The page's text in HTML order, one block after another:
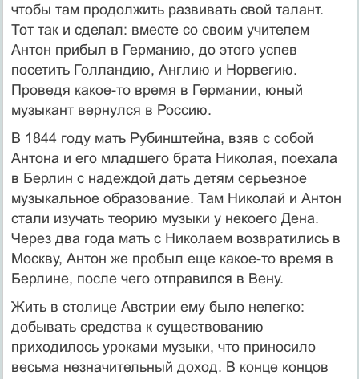
чтобы там продолжить развивать свой талант.
Тот так и сделал: вместе со своим учителем
Антон прибыл в Германию, до этого успев
посетить Голландию, Англию и Норвегию.
Проведя какое-то время в Германии, юный
музыкант вернулся в Россию.
В 1844 году мать Рубинштейна, взяв с собой
Антона и его младшего брата Николая, поехала
в Берлин с надеждой дать детям серьезное
музыкальное образование. Там Николай и Антон
стали изучать теорию музыки у некоего Дена.
Через два года мать с Николаем возвратились в
Москву, Антон же пробыл еще какое-то время в
Берлине, после чего отправился в Вену.
Жить в столице Австрии ему было нелегко:
добывать средства к существованию
приходилось уроками музыки, что приносило
весьма незначительный доход. В конце концов